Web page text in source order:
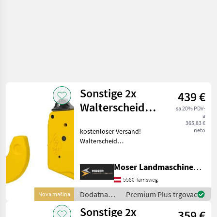
Nova mašina
Sonstige 2x
Walterscheid
Unterlenkerfanghaken
Cat 3
439 €
sa 20% PDV-
a
365,83 €
neto
kostenloser Versand!
Walterscheid
hochfestem Stahl.
Produktvorteile Geeignet
zur Aufnahme von hohen
Zug-, Druck-
Moser Landmaschinenhandel
5580 Tamsweg
Dodatna
oprema za
traktore /
Premium Plus trgovac
Sonstige 2x